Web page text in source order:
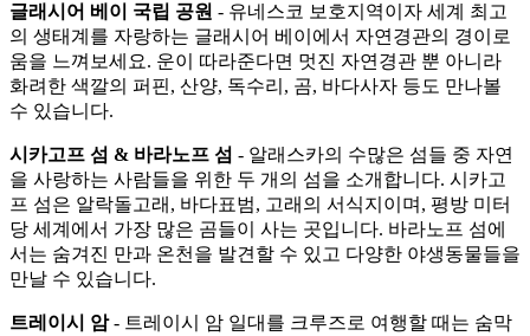
글래시어 베이 국립 공원 - 유네스코 보호지역이자 세계 최고
의 생태계를 자랑하는 글래시어 베이에서 자연경관의 경이로
움을 느껴보세요. 운이 따라준다면 멋진 자연경관 뿐 아니라
화려한 색깔의 퍼핀, 산양, 독수리, 곰, 바다사자 등도 만나볼
수 있습니다.
시카고프 섬 & 바라노프 섬 - 알래스카의 수많은 섬들 중 자연
을 사랑하는 사람들을 위한 두 개의 섬을 소개합니다. 시카고
프 섬은 알락돌고래, 바다표범, 고래의 서식지이며, 평방 미터
당 세계에서 가장 많은 곰들이 사는 곳입니다. 바라노프 섬에
서는 숨겨진 만과 온천을 발견할 수 있고 다양한 야생동물들을
만날 수 있습니다.
트레이시 암- 트레이시 암 일대를 크루즈로 여행할 때는 숨막